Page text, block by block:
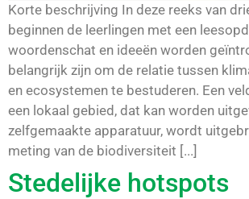
Korte beschrijving In deze reeks van
beginnen de leerlingen met een
woordenschat en ideeën worden
belangrijk zijn om de relatie tussen
en ecosystemen te bestuderen. Een
een lokaal gebied, dat kan worden
zelfgemaakte apparatuur, wordt
meting van de biodiversiteit [...]
Stedelijke hotspots